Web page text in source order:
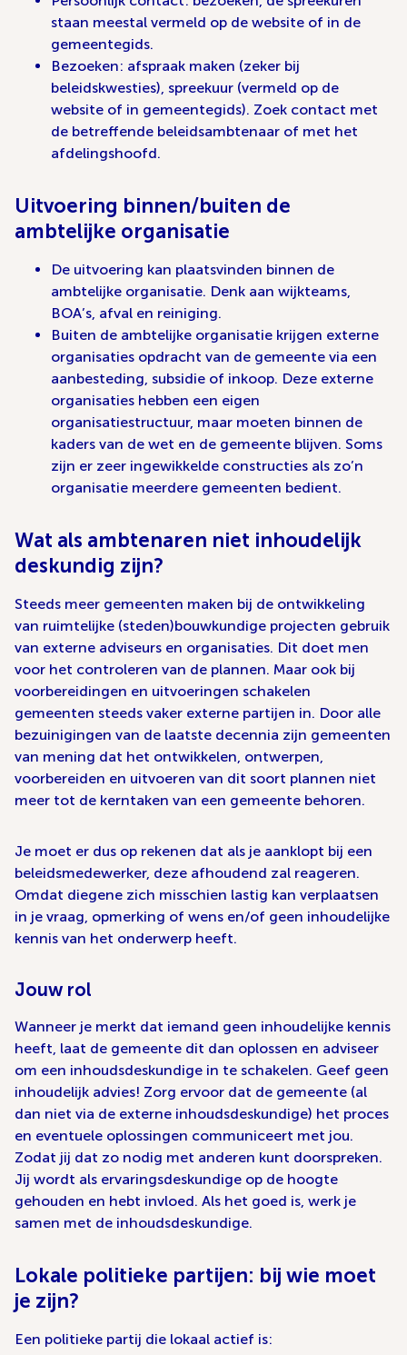
staan meestal vermeld op de website of in de
gemeentegids.
Bezoeken: afspraak maken (zeker bij
beleidskwesties), spreekuur (vermeld op de
website of in gemeentegids). Zoek contact met
de betreffende beleidsambtenaar of met het
afdelingshoofd.
Uitvoering binnen/buiten de
ambtelijke organisatie
De uitvoering kan plaatsvinden binnen de
ambtelijke organisatie. Denk aan wijkteams,
BOA’s, afval en reiniging.
Buiten de ambtelijke organisatie krijgen externe
organisaties opdracht van de gemeente via een
aanbesteding, subsidie of inkoop. Deze externe
organisaties hebben een eigen
organisatiestructuur, maar moeten binnen de
kaders van de wet en de gemeente blijven. Soms
zijn er zeer ingewikkelde constructies als zo’n
organisatie meerdere gemeenten bedient.
Wat als ambtenaren niet inhoudelijk
deskundig zijn?
Steeds meer gemeenten maken bij de ontwikkeling
van ruimtelijke (steden)bouwkundige projecten gebruik
van externe adviseurs en organisaties. Dit doet men
voor het controleren van de plannen. Maar ook bij
voorbereidingen en uitvoeringen schakelen
gemeenten steeds vaker externe partijen in. Door alle
bezuinigingen van de laatste decennia zijn gemeenten
van mening dat het ontwikkelen, ontwerpen,
voorbereiden en uitvoeren van dit soort plannen niet
meer tot de kerntaken van een gemeente behoren.
Je moet er dus op rekenen dat als je aanklopt bij een
beleidsmedewerker, deze afhoudend zal reageren.
Omdat diegene zich misschien lastig kan verplaatsen
in je vraag, opmerking of wens en/of geen inhoudelijke
kennis van het onderwerp heeft.
Jouw rol
Wanneer je merkt dat iemand geen inhoudelijke kennis
heeft, laat de gemeente dit dan oplossen en adviseer
om een inhoudsdeskundige in te schakelen. Geef geen
inhoudelijk advies! Zorg ervoor dat de gemeente (al
dan niet via de externe inhoudsdeskundige) het proces
en eventuele oplossingen communiceert met jou.
Zodat jij dat zo nodig met anderen kunt doorspreken.
Jij wordt als ervaringsdeskundige op de hoogte
gehouden en hebt invloed. Als het goed is, werk je
samen met de inhoudsdeskundige.
Lokale politieke partijen: bij wie moet
je zijn?
Een politieke partij die lokaal actief is: